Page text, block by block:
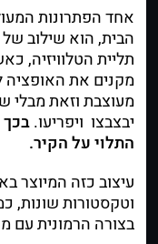
אחד הפתרונות
הבית, הוא שילוב
תליית הטלוויזיה,
מקנים את האופציה
מעוצבת וזאת מבלי
יבצבצו ויפריעו.
התלוי על הקיר.
עיצוב כזה המיוצר
וטקסטורות שונות,
בצורה הרמונית עם